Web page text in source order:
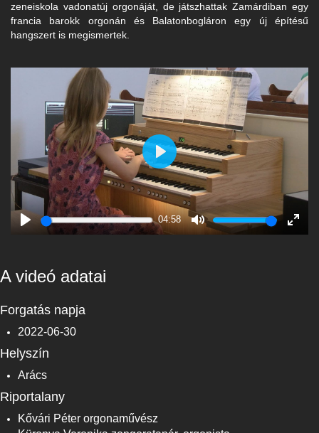
zeneiskola vadonatúj orgonáját, de játszhattak Zamárdiban egy
francia barokk orgonán és Balatonbogláron egy új építésű
hangszert is megismertek.
04:58
Mute
Enter
Play
A videó adatai
Forgatás napja
2022-06-30
Helyszín
Arács
Riportalany
Kővári Péter orgonaművész